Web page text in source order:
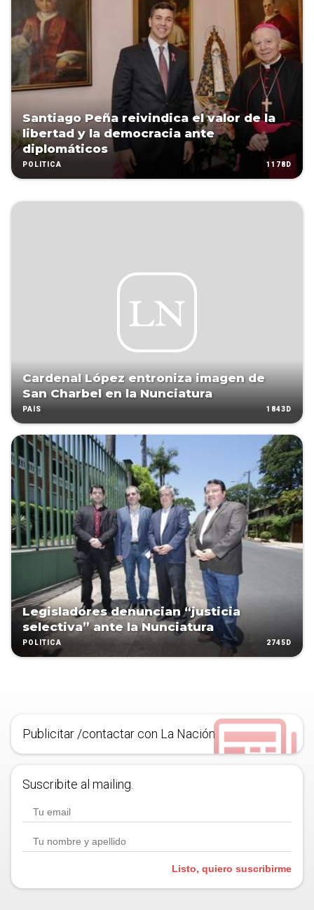
Santiago Peña reivindica el valor de la
libertad y la democracia ante
diplomáticos
POLÍTICA 1178D
Cardenal López entroniza imagen de
San Charbel en la Nunciatura
PAÍS 1843D
Legisladores denuncian “justicia
selectiva” ante la Nunciatura
POLÍTICA 2745D
Publicitar /contactar con La Nación
Suscribite al mailing.
Listo, quiero suscribirme